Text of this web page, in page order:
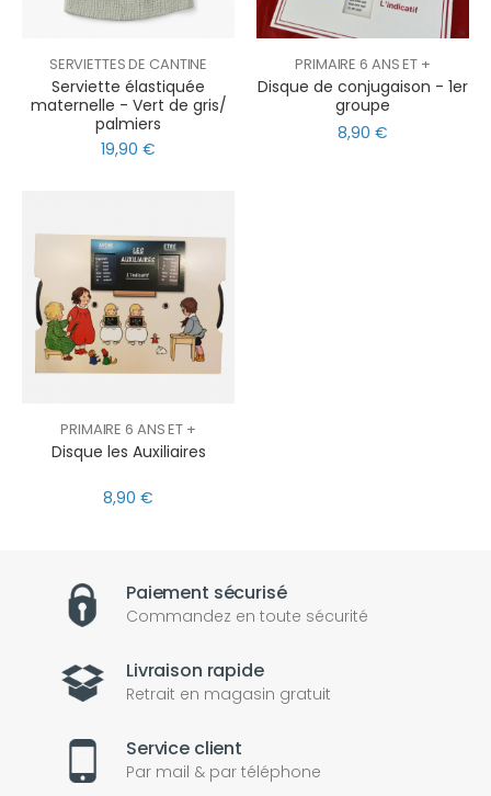
SERVIETTES DE CANTINE
Serviette élastiquée
maternelle - Vert de gris/
palmiers
19,90 €
PRIMAIRE 6 ANS ET +
Disque de conjugaison - 1er
groupe
8,90 €
PRIMAIRE 6 ANS ET +
Disque les Auxiliaires
8,90 €
Paiement sécurisé
Commandez en toute sécurité
Livraison rapide
Retrait en magasin gratuit
Service client
Par mail & par téléphone